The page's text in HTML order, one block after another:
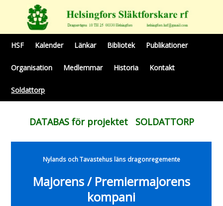
HSF Kalender Länkar Bibliotek Publikationer
Organisation Medlemmar Historia Kontakt
Soldattorp
DATABAS för projektet SOLDATTORP
Nylands och Tavastehus läns dragonregemente
Majorens / Premiermajorens
kompani